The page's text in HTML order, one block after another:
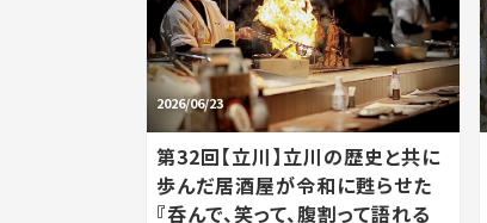
2026/06/23
第32回【立川】立川の歴史と共に
歩んだ居酒屋が令和に甦らせた
『呑んで、笑って、腹割って語れる